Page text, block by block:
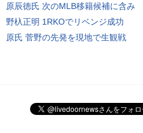
原辰徳氏 次のMLB移籍候補に含み
野杁正明 1RKOでリベンジ成功
原氏 菅野の先発を現地で生観戦